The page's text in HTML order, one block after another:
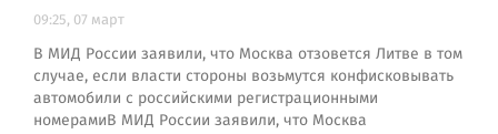
09:25, 07 март
В МИД России заявили, что Москва отзовется Литве в том
случае, если власти стороны возьмутся конфисковывать
автомобили с российскими регистрационными
номерамиВ МИД России заявили, что Москва